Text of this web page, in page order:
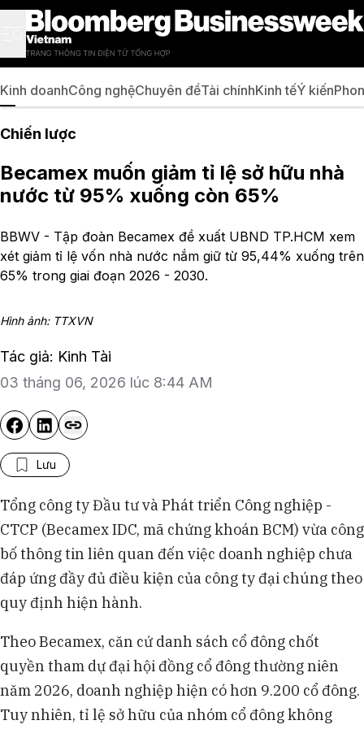
Kinh doanhCông nghệChuyên đềTài chínhKinh tếÝ kiến
Chiến lược
Becamex muốn giảm tỉ lệ sở hữu nhà
nước từ 95% xuống còn 65%
BBWV - Tập đoàn Becamex đề xuất UBND TP.HCM xem
xét giảm tỉ lệ vốn nhà nước nắm giữ từ 95,44% xuống trên
65% trong giai đoạn 2026 - 2030.
Hình ảnh: TTXVN
Tác giả: Kinh Tài
03 tháng 06, 2026 lúc 8:44 AM
Lưu
Tổng công ty Đầu tư và Phát triển Công nghiệp -
CTCP (Becamex IDC, mã chứng khoán BCM) vừa công
bố thông tin liên quan đến việc doanh nghiệp chưa
đáp ứng đầy đủ điều kiện của công ty đại chúng theo
quy định hiện hành.
Theo Becamex, căn cứ danh sách cổ đông chốt
quyền tham dự đại hội đồng cổ đông thường niên
năm 2026, doanh nghiệp hiện có hơn 9.200 cổ đông.
Tuy nhiên, tỉ lệ sở hữu của nhóm cổ đông không